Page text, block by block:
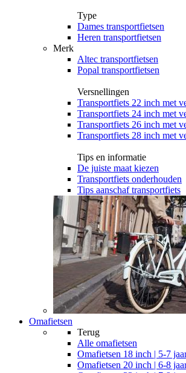
Type
Dames transportfietsen
Heren transportfietsen
Merk
Altec transportfietsen
Popal transportfietsen
Versnellingen
Transportfiets 22 inch met
Transportfiets 24 inch met
Transportfiets 26 inch met
Transportfiets 28 inch met
Tips en informatie
De juiste maat kiezen
Transportfiets onderhouden
Tips aanschaf transportfiets
Omafietsen
Terug
Alle omafietsen
Omafietsen 18 inch | 5-7
Omafietsen 20 inch | 6-8